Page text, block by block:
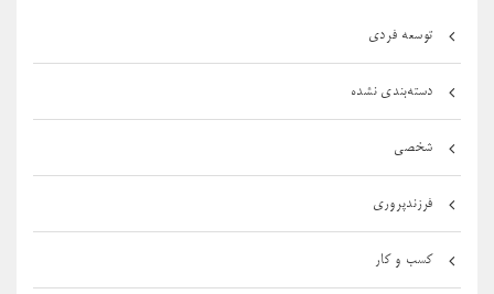
توسعه فردی
دسته‌بندی نشده
شخصی
فرزندپروری
کسب و کار